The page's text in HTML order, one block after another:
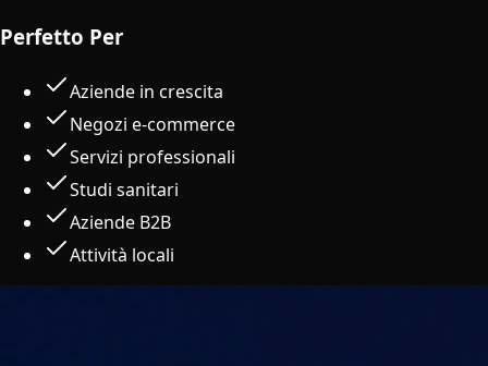
Perfetto Per
Aziende in crescita
Negozi e-commerce
Servizi professionali
Studi sanitari
Aziende B2B
Attività locali